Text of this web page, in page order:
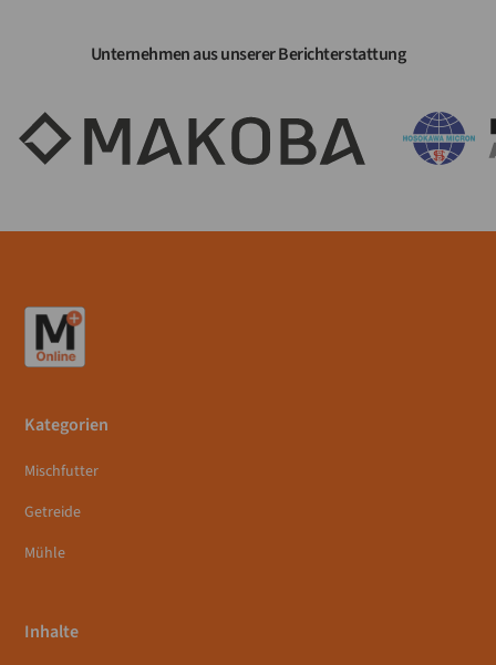
Unternehmen aus unserer Berichterstattung
Kategorien
Mischfutter
Getreide
Mühle
Inhalte